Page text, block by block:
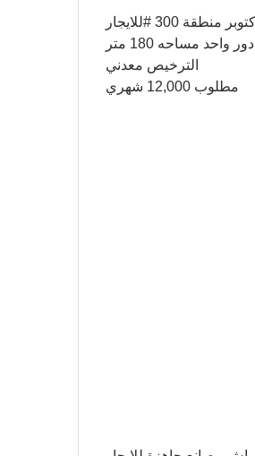
دور واحد مساحه 180 متر
الترخيص معدني
مطلوب 12,000 شهري